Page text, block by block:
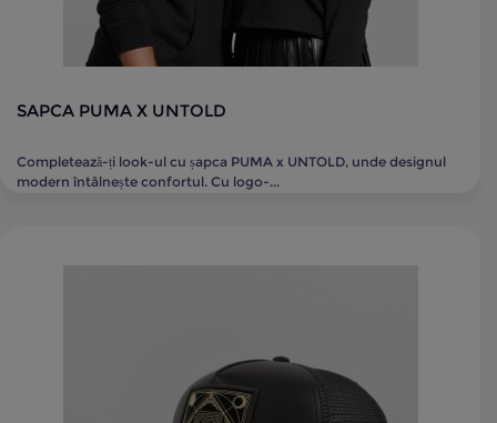
SAPCA PUMA X UNTOLD
Completează-ți look-ul cu șapca PUMA x UNTOLD, unde designul
modern întâlnește confortul. Cu logo-...